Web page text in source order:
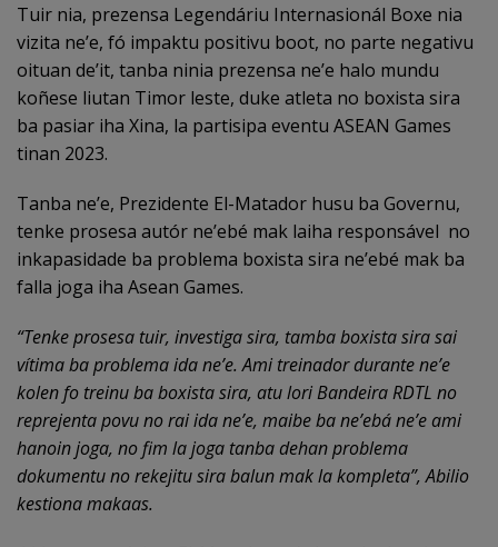
Tuir nia, prezensa Legendáriu Internasionál Boxe nia
vizita ne’e, fó impaktu positivu boot, no parte negativu
oituan de’it, tanba ninia prezensa ne’e halo mundu
koñese liutan Timor leste, duke atleta no boxista sira
ba pasiar iha Xina, la partisipa eventu ASEAN Games
tinan 2023.
Tanba ne’e, Prezidente El-Matador husu ba Governu,
tenke prosesa autór ne’ebé mak laiha responsável no
inkapasidade ba problema boxista sira ne’ebé mak ba
falla joga iha Asean Games.
“Tenke prosesa tuir, investiga sira, tamba boxista sira sai
vítima ba problema ida ne’e. Ami treinador durante ne’e
kolen fo treinu ba boxista sira, atu lori Bandeira RDTL no
reprejenta povu no rai ida ne’e, maibe ba ne’ebá ne’e ami
hanoin joga, no fim la joga tanba dehan problema
dokumentu no rekejitu sira balun mak la kompleta”, Abilio
kestiona makaas.